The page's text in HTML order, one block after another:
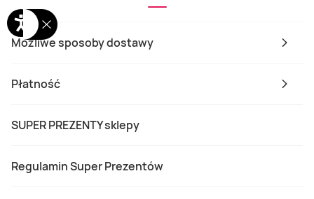
Możliwe sposoby dostawy
Płatność
SUPER PREZENTY sklepy
Regulamin Super Prezentów